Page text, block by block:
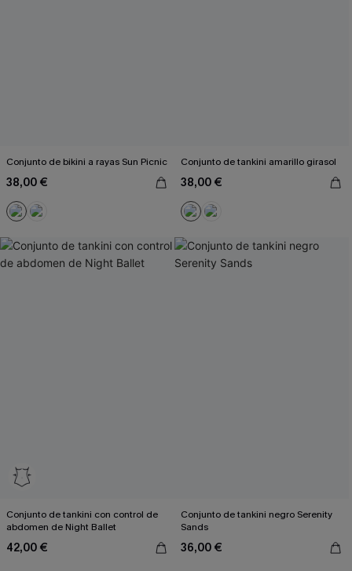
Conjunto de bikini a rayas Sun Picnic
38,00 €
Conjunto de tankini amarillo girasol
38,00 €
Conjunto de tankini con control de
abdomen de Night Ballet
42,00 €
Conjunto de tankini negro Serenity
Sands
36,00 €